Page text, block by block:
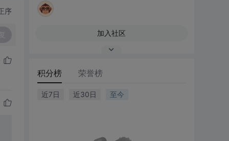
序
加入社区
积分榜 荣誉榜
近7日 近30日 至今